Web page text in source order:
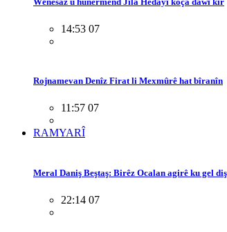
14:53 07
Rojnamevan Denîz Firat li Mexmûrê hat bîranîn
11:57 07
RAMYARÎ
Meral Daniş Beştaş: Birêz Ocalan agirê ku gel
22:14 07